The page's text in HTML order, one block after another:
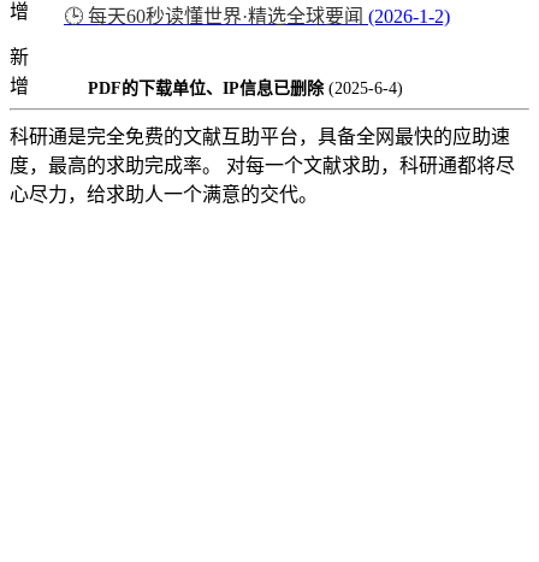
增
🕒 每天60秒读懂世界·精选全球要闻 (2026-1-2)
新
增
PDF的下载单位、IP信息已删除 (2025-6-4)
科研通是完全免费的文献互助平台，具备全网最快的应助速
度，最高的求助完成率。 对每一个文献求助，科研通都将尽
心尽力，给求助人一个满意的交代。